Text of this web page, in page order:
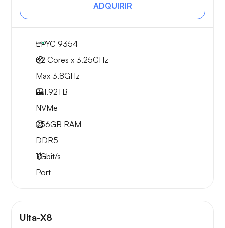
ADQUIRIR
EPYC 9354
32 Cores x 3.25GHz
Max 3.8GHz
2x1.92TB
NVMe
256GB RAM
DDR5
1Gbit/s
Port
Ulta-X8